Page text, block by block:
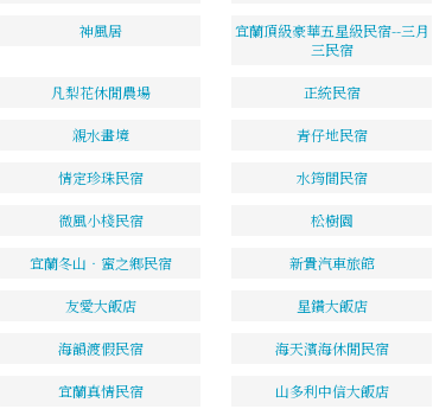
神風居
宜蘭頂級豪華五星級民宿--三月
三民宿
凡梨花休閒農場 正統民宿
親水畫境 青仔地民宿
情定珍珠民宿 水筠間民宿
微風小棧民宿 松樹園
宜蘭冬山‧蜜之鄉民宿 新貴汽車旅館
友愛大飯店 星鑽大飯店
海韻渡假民宿 海天濱海休閒民宿
宜蘭真情民宿 山多利中信大飯店